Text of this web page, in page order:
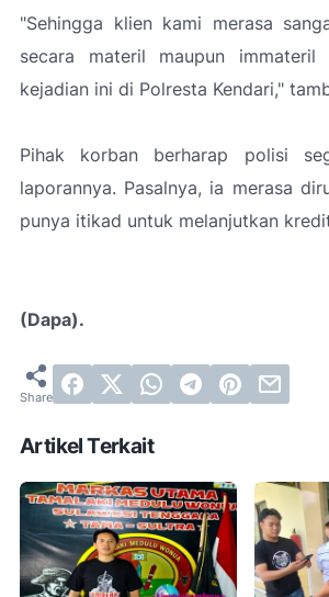
"Sehingga klien kami merasa
secara materil maupun immateril
kejadian ini di Polresta Kendari,"
Pihak korban berharap polisi
laporannya. Pasalnya, ia merasa
punya itikad untuk melanjutkan
(Dapa).
Artikel Terkait